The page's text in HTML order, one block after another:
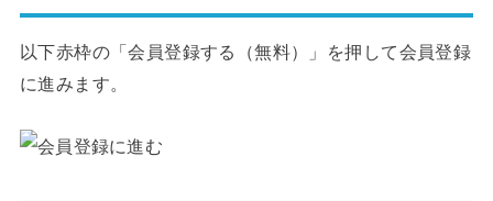
以下赤枠の「会員登録する（無料）」を押して会員登録
に進みます。